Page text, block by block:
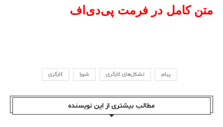
متن کامل در فرمت پی‌دی‌اف
پیام تشکل‌های کارگری شورا کارگری
مطالب بیشتری از این نویسندە